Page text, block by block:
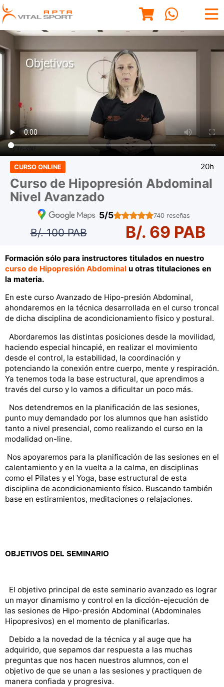
CURSO ONLINE 20h
Curso de Hipopresión Abdominal
Nivel Avanzado
5/5 740 reseñas
B/. 100 PAB B/. 69 PAB
Formación sólo para instructores titulados en nuestro
curso de Hipopresión Abdominal u otras titulaciones en
la materia.
En este curso Avanzado de Hipo-presión Abdominal,
ahondaremos en la técnica desarrollada en el curso troncal
de dicha disciplina de acondicionamiento físico y postural.
Abordaremos las distintas posiciones desde la movilidad,
haciendo especial hincapié, en realizar el movimiento
desde el control, la estabilidad, la coordinación y
potenciando la conexión entre cuerpo, mente y respiración.
Ya tenemos toda la base estructural, que aprendimos a
través del curso y lo vamos a dificultar un poco más.
Nos detendremos en la planificación de las sesiones,
punto muy demandado por los alumnos que han asistido
tanto a nivel presencial, como realizando el curso en la
modalidad on-line.
Nos apoyaremos para la planificación de las sesiones en el
calentamiento y en la vuelta a la calma, en disciplinas
como el Pilates y el Yoga, base estructural de esta
disciplina de acondicionamiento físico. Buscando también
base en estiramientos, meditaciones o relajaciones.
OBJETIVOS DEL SEMINARIO
El objetivo principal de este seminario avanzado es lograr
un mayor dinamismo y control en la dicción-ejecución de
las sesiones de Hipo-presión Abdominal (Abdominales
Hipopresivos) en el momento de planificarlas.
Debido a la novedad de la técnica y al auge que ha
adquirido, que sepamos dar respuesta a las muchas
preguntas que nos hacen nuestros alumnos, con el
objetivo de que se unan a las sesiones y practiquen de
manera confiada y progresiva.